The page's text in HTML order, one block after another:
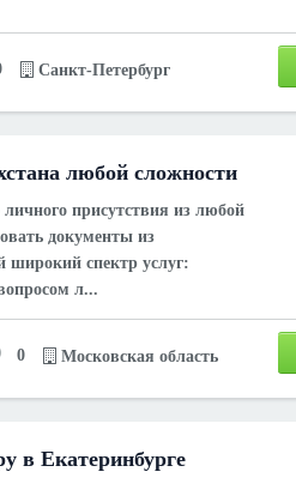
Санкт-Петербург
любой сложности
присутствия из любой
документы из
широкий спектр услуг:
л...
Московская область
0
в Екатеринбурге